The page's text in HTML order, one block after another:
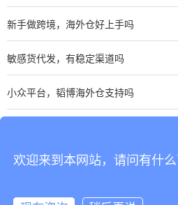
新手做跨境，海外仓好上手吗
敏感货代发，有稳定渠道吗
小众平台，韬博海外仓支持吗
欢迎来到本网站，请问有什么